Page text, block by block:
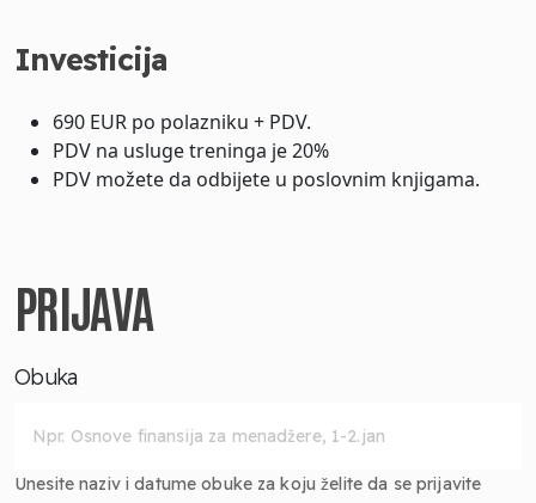
Investicija
690 EUR po polazniku + PDV.
PDV na usluge treninga je 20%
PDV možete da odbijete u poslovnim knjigama.
PRIJAVA
Obuka
Unesite naziv i datume obuke za koju želite da se prijavite